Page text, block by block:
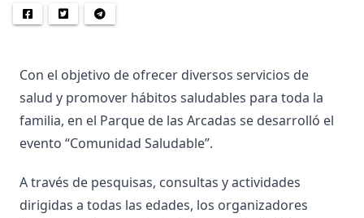
Con el objetivo de ofrecer diversos servicios de
salud y promover hábitos saludables para toda la
familia, en el Parque de las Arcadas se desarrolló el
evento “Comunidad Saludable”.
A través de pesquisas, consultas y actividades
dirigidas a todas las edades, los organizadores